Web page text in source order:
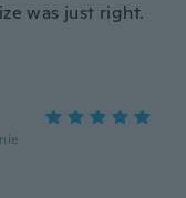
was just right.